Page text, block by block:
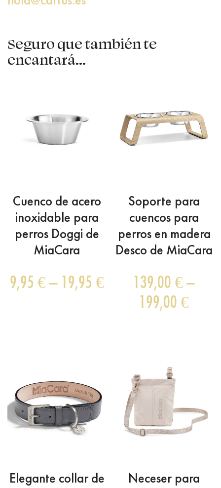
Seguro que también te
encantará...
Cuenco de acero
inoxidable para
perros Doggi de
MiaCara
9,95€– 19,95€
Soporte para
cuencos para
perros en madera
Desco de MiaCara
139,00€–
199,00€
Elegante collar de
Neceser para